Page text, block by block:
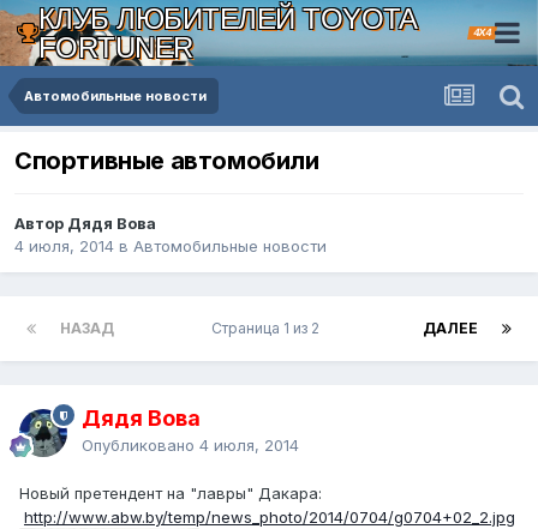
КЛУБ ЛЮБИТЕЛЕЙ TOYOTA
FORTUNER
4X4
Автомобильные новости
Спортивные автомобили
Автор Дядя Вова
4 июля, 2014 в Автомобильные новости
НАЗАД ДАЛЕЕ
Страница 1 из 2
Дядя Вова
Опубликовано 4 июля, 2014
Новый претендент на "лавры" Дакара:
http://www.abw.by/temp/news_photo/2014/0704/g0704+02_2.jpg